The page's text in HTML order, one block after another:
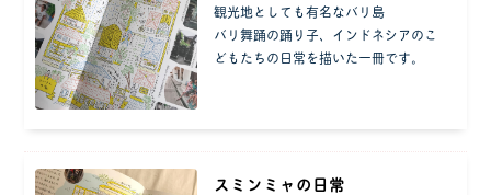
観光地としても有名なバリ島
バリ舞踊の踊り子、インドネシアのこ
どもたちの日常を描いた一冊です。
スミンミャの日常